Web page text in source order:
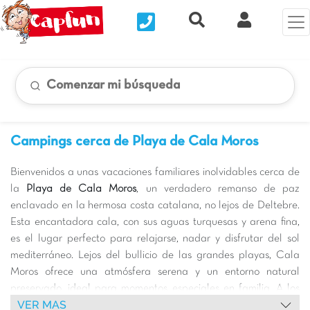
Nous contacterRecherche rapide
Mi
Comenzar mi búsqueda
Campings cerca de Playa de Cala Moros
Bienvenidos a unas vacaciones familiares inolvidables cerca de
la
Playa de Cala Moros, un verdadero remanso de paz
enclavado en la hermosa costa catalana, no lejos de Deltebre.
Esta encantadora cala, con sus aguas turquesas y arena fina,
es el lugar perfecto para relajarse, nadar y disfrutar del sol
mediterráneo. Lejos del bullicio de las grandes playas, Cala
Moros ofrece una atmósfera serena y un entorno natural
preservado, ideal para momentos especiales en familia. A los
niños les encantará construir castillos de arena y chapotear en
VER MAS